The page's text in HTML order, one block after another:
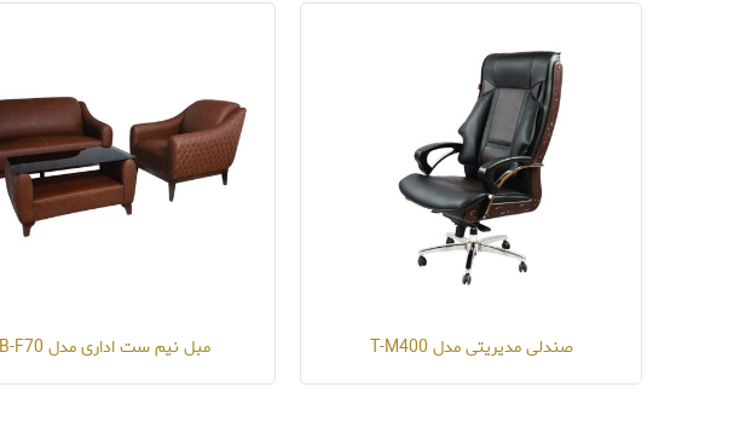
صندلی مدیریتی مدل T-M400 مبل نیم ست اداری مدل B-F70